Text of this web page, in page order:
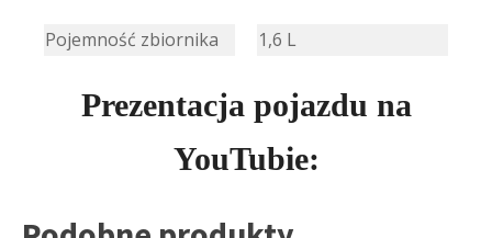
Pojemność zbiornika 1,6 L
Prezentacja pojazdu na
YouTubie: